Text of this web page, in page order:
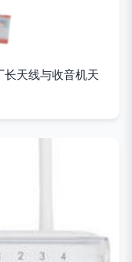
天线与收音机天